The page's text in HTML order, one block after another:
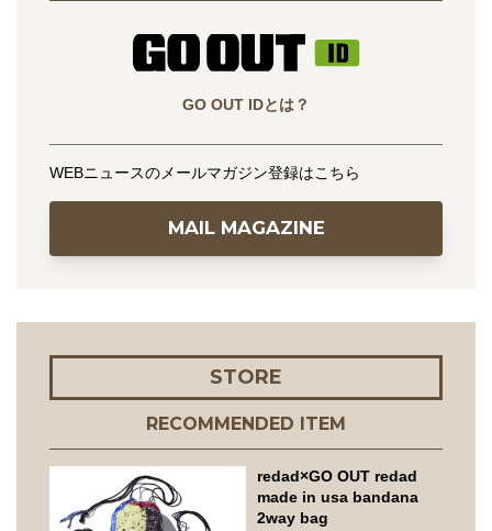
GO OUT IDとは？
WEBニュースのメールマガジン登録はこちら
MAIL MAGAZINE
STORE
RECOMMENDED ITEM
redad×GO OUT redad
made in usa bandana
2way bag